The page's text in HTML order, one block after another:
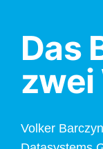
Das
zwei
Volker